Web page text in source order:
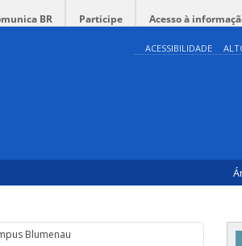
BR Participe Acesso à
ACESSIBILIDADE
Blumenau